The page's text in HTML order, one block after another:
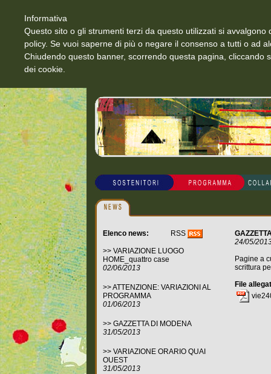
Elenco news: RSS
>> VARIAZIONE LUOGO
HOME_quattro case
02/06/2013
>>ATTENZIONE: VARIAZIONI AL
PROGRAMMA
01/06/2013
>> GAZZETTA DI MODENA
31/05/2013
>> VARIAZIONE ORARIO QUAI
OUEST
31/05/2013
24/05/
Pagine a
scrittura
File
Informativa
Questo sito o gli strumenti terzi da questo utilizzati si
policy. Se vuoi saperne di più o negare il consenso a tutti o ad
Chiudendo questo banner, scorrendo questa pagina, cliccando
dei cookie.